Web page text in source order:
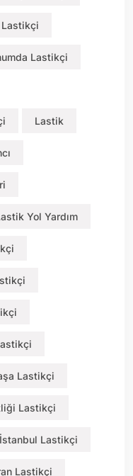
Lastikçi
Lastikçi
Lastik
Yol Yardım
Lastikçi
Lastikçi
Lastikçi
Lastikçi